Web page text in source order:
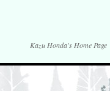
Kazu Honda's Home Page